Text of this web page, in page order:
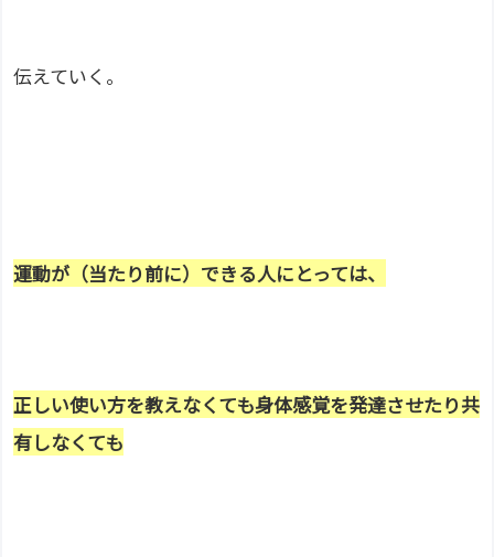
伝えていく。
運動が（当たり前に）できる人にとっては、
正しい使い方を教えなくても身体感覚を発達させたり共
有しなくても